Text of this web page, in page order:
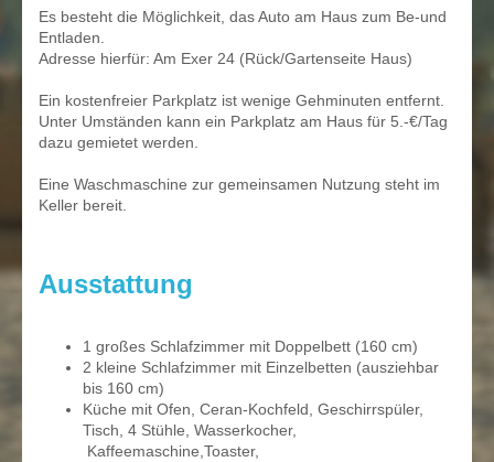
Es besteht die Möglichkeit, das Auto am Haus zum Be-und
Entladen.
Adresse hierfür: Am Exer 24 (Rück/Gartenseite Haus)
Ein kostenfreier Parkplatz ist wenige Gehminuten entfernt.
Unter Umständen kann ein Parkplatz am Haus für 5.-€/Tag
dazu gemietet werden.
Eine Waschmaschine zur gemeinsamen Nutzung steht im
Keller bereit.
Ausstattung
1 großes Schlafzimmer mit Doppelbett (160 cm)
2 kleine Schlafzimmer mit Einzelbetten (ausziehbar
bis 160 cm)
Küche mit Ofen, Ceran-Kochfeld, Geschirrspüler,
Tisch, 4 Stühle, Wasserkocher,
Kaffeemaschine,Toaster,